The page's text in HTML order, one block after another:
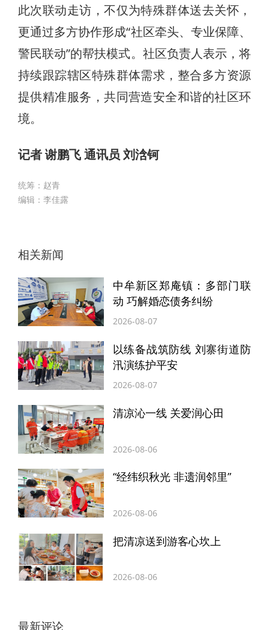
此次联动走访，不仅为特殊群体送去关怀，
更通过多方协作形成“社区牵头、专业保障、
警民联动”的帮扶模式。社区负责人表示，将
持续跟踪辖区特殊群体需求，整合多方资源
提供精准服务，共同营造安全和谐的社区环
境。
记者 谢鹏飞 通讯员 刘浛钶
统筹：赵青
编辑：李佳露
相关新闻
中牟新区郑庵镇：多部门联
动 巧解婚恋债务纠纷
2026-08-07
以练备战筑防线 刘寨街道防
汛演练护平安
2026-08-07
清凉沁一线 关爱润心田
2026-08-06
“经纬织秋光 非遗润邻里”
2026-08-06
把清凉送到游客心坎上
2026-08-06
最新评论